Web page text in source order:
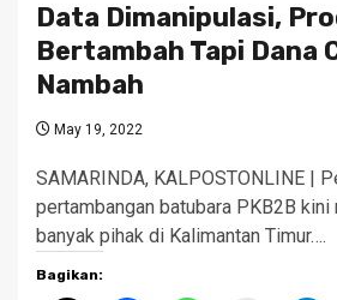
Data Dimanipulasi,
Bertambah Tapi Dana
Nambah
May 19, 2022
SAMARINDA, KALPOSTONLINE |
pertambangan batubara PKB2B kini
banyak pihak di Kalimantan Timur….
Bagikan: